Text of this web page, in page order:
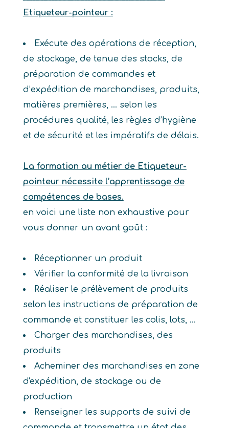
Etiqueteur-pointeur :
Exécute des opérations de réception,
de stockage, de tenue des stocks, de
préparation de commandes et
d’expédition de marchandises, produits,
matières premières, … selon les
procédures qualité, les règles d’hygiène
et de sécurité et les impératifs de délais.
La formation au métier de Etiqueteur-
pointeur nécessite l’apprentissage de
compétences de bases.
en voici une liste non exhaustive pour
vous donner un avant goût :
Réceptionner un produit
Vérifier la conformité de la livraison
Réaliser le prélèvement de produits
selon les instructions de préparation de
commande et constituer les colis, lots, ...
Charger des marchandises, des
produits
Acheminer des marchandises en zone
d'expédition, de stockage ou de
production
Renseigner les supports de suivi de